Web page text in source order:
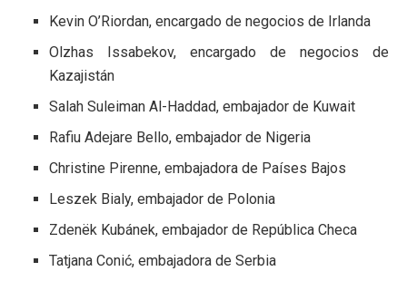
Kevin O’Riordan, encargado de negocios de Irlanda
Olzhas Issabekov, encargado de negocios de
Kazajistán
Salah Suleiman Al-Haddad, embajador de Kuwait
Rafiu Adejare Bello, embajador de Nigeria
Christine Pirenne, embajadora de Países Bajos
Leszek Bialy, embajador de Polonia
Zdenëk Kubánek, embajador de República Checa
Tatjana Conić, embajadora de Serbia